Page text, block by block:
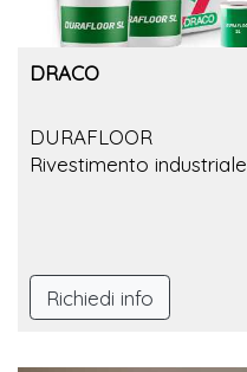
DRACO
DURAFLOOR
Rivestimento industriale
Richiedi info